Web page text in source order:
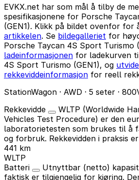
EVKX.net har som mål å tilby de
spesifikasjonene for Porsche
(GEN1). Klikk på bildet ovenfor for
artikkelen. Se bildegalleriet for
Porsche Taycan 4S Sport Turismo
ladeinformasjonen for ladekurven
4S Sport Turismo (GEN1), og
rekkeviddeinformasjon for reell
StationWagon · AWD · 5 seter ·
Rekkevidde
WLTP (Worldwide
Vehicles Test Procedure) er den
laboratorietesten som brukes til å
og forbruk. Rekkevidden i praksis
441 km
WLTP
Batteri
Utnyttbar (netto)
faktisk er tilgjengelig for kjøring.